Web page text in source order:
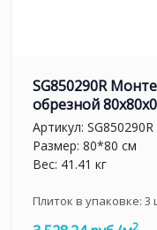
SG850290R
обрезной
Артикул: SG850290R
Размер: 80*80 см
Вес: 41.41 кг
Плиток в упаковке: 3
2